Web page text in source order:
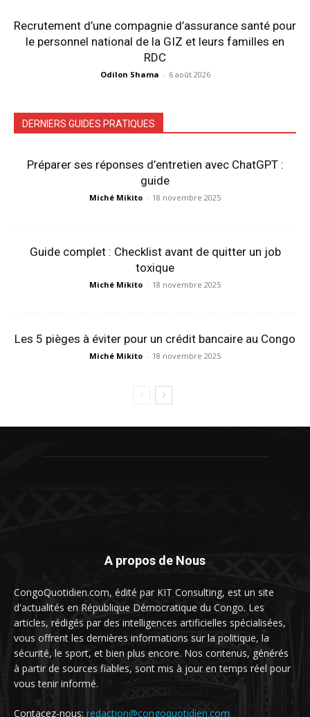
Recrutement d’une compagnie d’assurance santé pour
le personnel national de la GIZ et leurs familles en
RDC
Odilon Shama - 6 août 2026
DERNIERS GUIDES PRATIQUES
Préparer ses réponses d’entretien avec ChatGPT :
guide
Miché Mikito - 18 novembre 2025
Guide complet : Checklist avant de quitter un job
toxique
Miché Mikito - 18 novembre 2025
Les 5 pièges à éviter pour un crédit bancaire au Congo
Miché Mikito - 18 novembre 2025
A propos de Nous
CongoQuotidien.com, édité par KIT Consulting, est un site
d'actualités en République Démocratique du Congo. Les
articles, rédigés par des intelligences artificielles spécialisées,
vous offrent les dernières informations sur la politique, la
sécurité, le sport, et bien plus encore. Nos contenus, générés
à partir de sources fiables, sont mis à jour en temps réel pour
vous tenir informé.
Contacez-nous: redaction@congoquotidien.com